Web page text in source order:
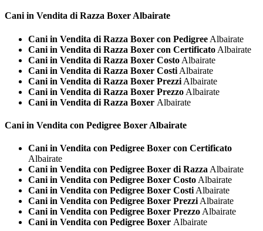
Cani in Vendita di Razza Boxer Albairate
Cani in Vendita di Razza Boxer con Pedigree Albairate
Cani in Vendita di Razza Boxer con Certificato Albairate
Cani in Vendita di Razza Boxer Costo Albairate
Cani in Vendita di Razza Boxer Costi Albairate
Cani in Vendita di Razza Boxer Prezzi Albairate
Cani in Vendita di Razza Boxer Prezzo Albairate
Cani in Vendita di Razza Boxer Albairate
Cani in Vendita con Pedigree Boxer Albairate
Cani in Vendita con Pedigree Boxer con Certificato
Albairate
Cani in Vendita con Pedigree Boxer di Razza Albairate
Cani in Vendita con Pedigree Boxer Costo Albairate
Cani in Vendita con Pedigree Boxer Costi Albairate
Cani in Vendita con Pedigree Boxer Prezzi Albairate
Cani in Vendita con Pedigree Boxer Prezzo Albairate
Cani in Vendita con Pedigree Boxer Albairate